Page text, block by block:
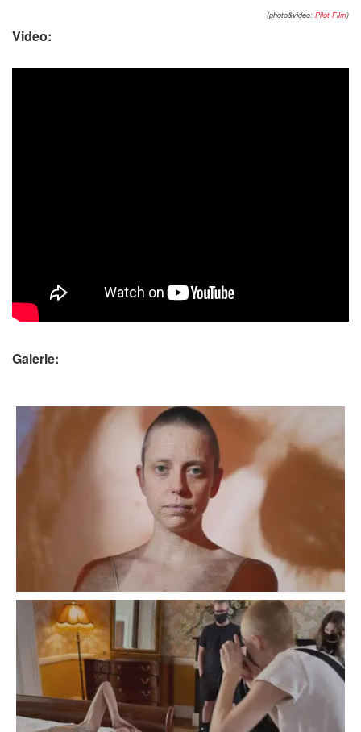
(photo&video: Pilot Film)
Video:
Galerie: